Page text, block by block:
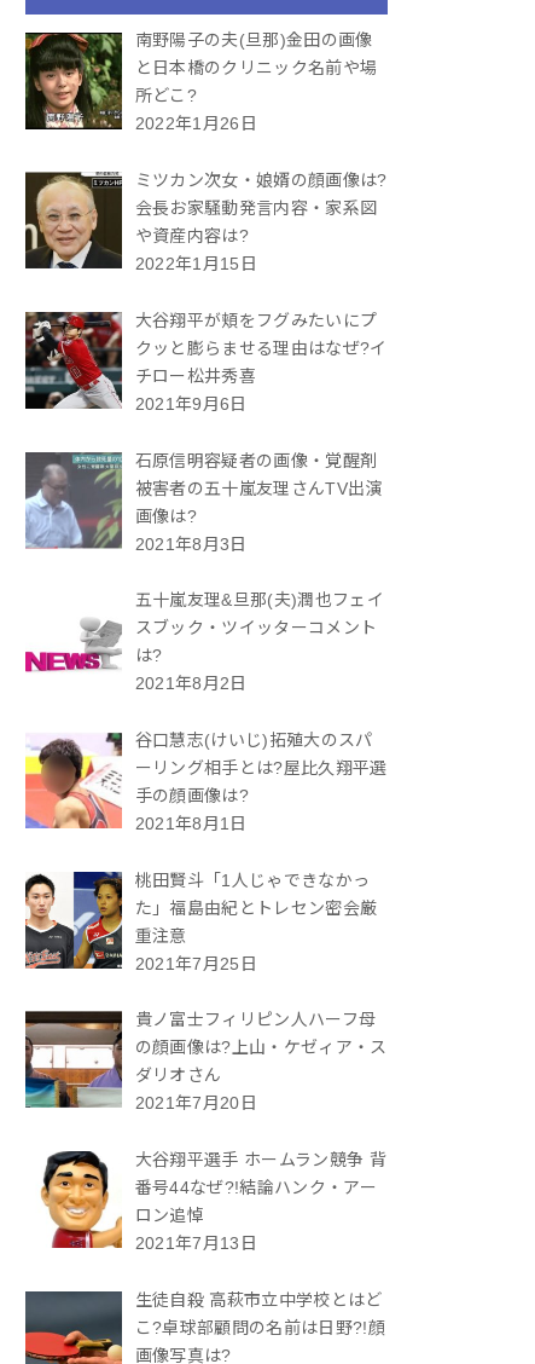
南野陽子の夫(旦那)金田の画像
と日本橋のクリニック名前や場
所どこ?
2022年1月26日
ミツカン次女・娘婿の顔画像は?
会長お家騒動発言内容・家系図
や資産内容は?
2022年1月15日
大谷翔平が頬をフグみたいにプ
クッと膨らませる理由はなぜ?イ
チロー松井秀喜
2021年9月6日
石原信明容疑者の画像・覚醒剤
被害者の五十嵐友理さんTV出演
画像は?
2021年8月3日
五十嵐友理&旦那(夫)潤也フェイ
スブック・ツイッターコメント
は?
2021年8月2日
谷口慧志(けいじ)拓殖大のスパ
ーリング相手とは?屋比久翔平選
手の顔画像は?
2021年8月1日
桃田賢斗「1人じゃできなかっ
た」福島由紀とトレセン密会厳
重注意
2021年7月25日
貴ノ富士フィリピン人ハーフ母
の顔画像は?上山・ケゼィア・ス
ダリオさん
2021年7月20日
大谷翔平選手 ホームラン競争 背
番号44なぜ?!結論ハンク・アー
ロン追悼
2021年7月13日
生徒自殺 高萩市立中学校とはど
こ?卓球部顧問の名前は日野?!顔
画像写真は?